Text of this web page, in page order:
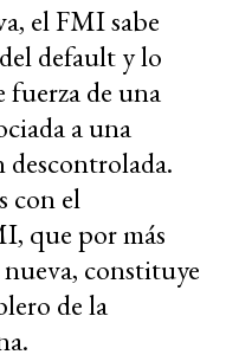
el FMI sabe
default y lo
fuerza de una
a una
con el
que por más
constituye
de la